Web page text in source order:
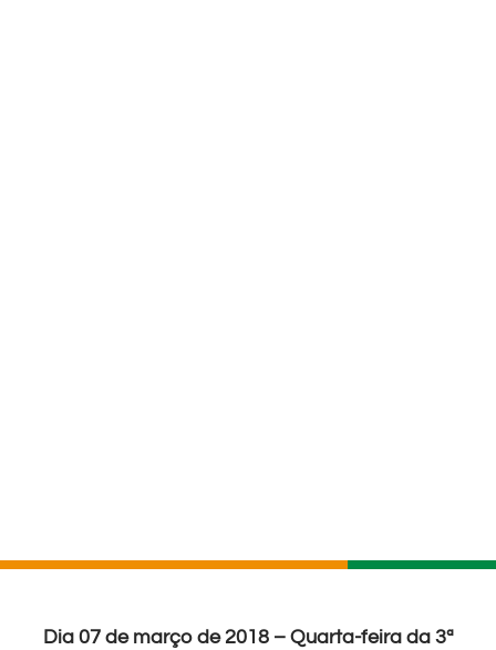
Dia 07 de março de 2018 – Quarta-feira da 3ª